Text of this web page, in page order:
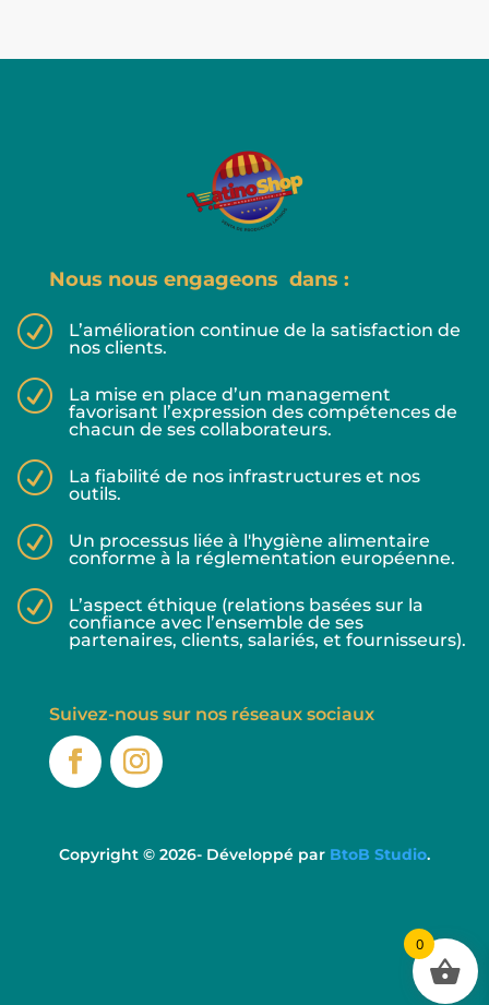
Nous nous engageons dans :
R
L’amélioration continue de la satisfaction de
nos clients.
R
La mise en place d’un management
favorisant l’expression des compétences de
chacun de ses collaborateurs.
R
La fiabilité de nos infrastructures et nos
outils.
R
Un processus liée à l'hygiène alimentaire
conforme à la réglementation européenne.
R
L’aspect éthique (relations basées sur la
confiance avec l’ensemble de ses
partenaires, clients, salariés, et fournisseurs).
Suivez-nous sur nos réseaux sociaux
Copyright © 2026- Développé par BtoB Studio.
0